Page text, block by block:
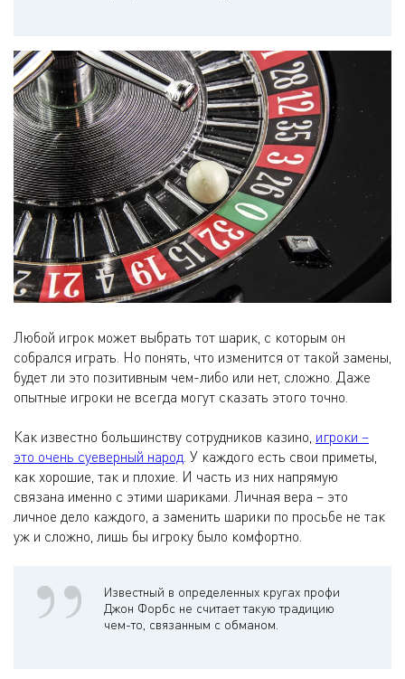
Любой игрок может выбрать тот шарик, с которым он
собрался играть. Но понять, что изменится от такой замены,
будет ли это позитивным чем-либо или нет, сложно. Даже
опытные игроки не всегда могут сказать этого точно.
Как известно большинству сотрудников казино, игроки –
это очень суеверный народ. У каждого есть свои приметы,
как хорошие, так и плохие. И часть из них напрямую
связана именно с этими шариками. Личная вера – это
личное дело каждого, а заменить шарики по просьбе не так
уж и сложно, лишь бы игроку было комфортно.
Известный в определенных кругах профи
Джон Форбс не считает такую традицию
чем-то, связанным с обманом.